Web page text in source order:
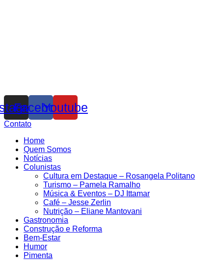
Facebook
Youtube
Contato
Home
Quem Somos
Notícias
Colunistas
Cultura em Destaque – Rosangela Politano
Turismo – Pamela Ramalho
Música & Eventos – DJ Ittamar
Café – Jesse Zerlin
Nutrição – Eliane Mantovani
Gastronomia
Construção e Reforma
Bem-Estar
Humor
Pimenta